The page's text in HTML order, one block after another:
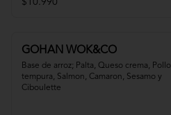
$10.990
GOHAN WOK&CO
Base de arroz; Palta, Queso crema, Pollo
tempura, Salmon, Camaron, Sesamo y
Ciboulette